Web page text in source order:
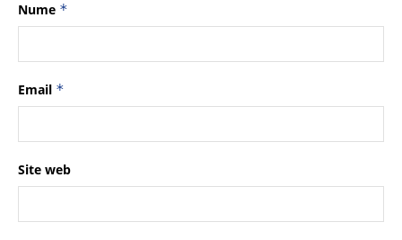
Nume *
Email *
Site web